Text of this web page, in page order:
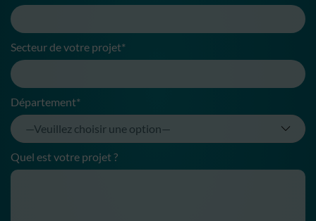
Secteur de votre projet*
Département*
Quel est votre projet ?